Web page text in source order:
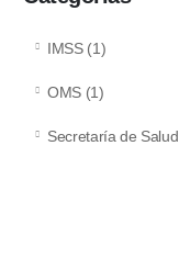
IMSS(1)
OMS(1)
Secretaría de Salud